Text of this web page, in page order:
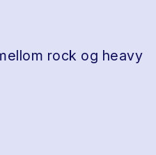
rock og heavy